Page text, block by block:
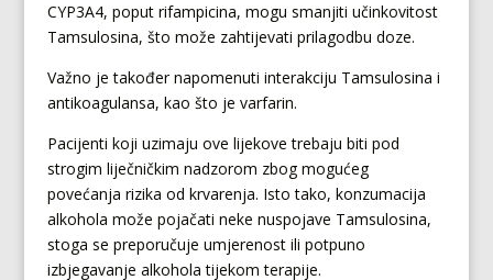
CYP3A4, poput rifampicina, mogu smanjiti učinkovitost
Tamsulosina, što može zahtijevati prilagodbu doze.
Važno je također napomenuti interakciju Tamsulosina i
antikoagulansa, kao što je varfarin.
Pacijenti koji uzimaju ove lijekove trebaju biti pod
strogim liječničkim nadzorom zbog mogućeg
povećanja rizika od krvarenja. Isto tako, konzumacija
alkohola može pojačati neke nuspojave Tamsulosina,
stoga se preporučuje umjerenost ili potpuno
izbjegavanje alkohola tijekom terapije.